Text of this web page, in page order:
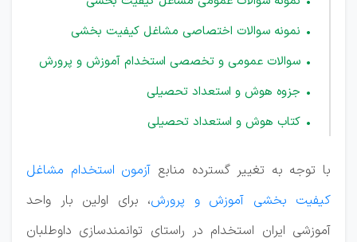
نمونه سوالات اختصاصی مشاغل کیفیت بخشی
سوالات عمومی و تخصصی استخدام آموزش و پرورش
جزوه هوش و استعداد تحصیلی
کتاب هوش و استعداد تحصیلی
با توجه به تغییر گسترده منابع آزمون استخدام مشاغل
کیفیت بخشی آموزش و پرورش، برای اولین بار واحد
آموزشی ایران استخدام در راستای توانمندسازی داوطلبان